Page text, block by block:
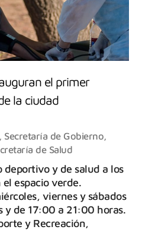
el primer
la ciudad
Secretaría de Gobierno,
de Salud
y de salud a los
espacio verde.
viernes y sábados
de 17:00 a 21:00 horas.
y Recreación,